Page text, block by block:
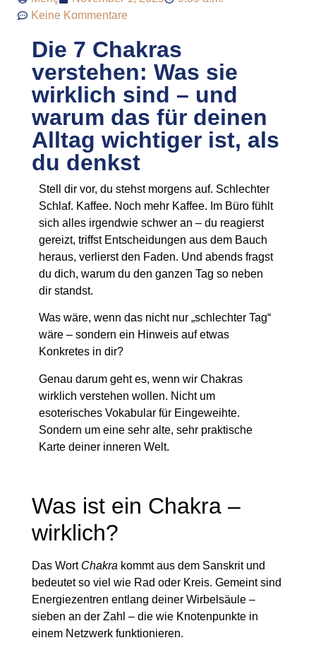
Keine Kommentare
Die 7 Chakras
verstehen: Was sie
wirklich sind – und
warum das für deinen
Alltag wichtiger ist, als
du denkst
Stell dir vor, du stehst morgens auf. Schlechter
Schlaf. Kaffee. Noch mehr Kaffee. Im Büro fühlt
sich alles irgendwie schwer an – du reagierst
gereizt, triffst Entscheidungen aus dem Bauch
heraus, verlierst den Faden. Und abends fragst
du dich, warum du den ganzen Tag so neben
dir standst.
Was wäre, wenn das nicht nur „schlechter Tag“
wäre – sondern ein Hinweis auf etwas
Konkretes in dir?
Genau darum geht es, wenn wir Chakras
wirklich verstehen wollen. Nicht um
esoterisches Vokabular für Eingeweihte.
Sondern um eine sehr alte, sehr praktische
Karte deiner inneren Welt.
Was ist ein Chakra –
wirklich?
Das Wort Chakra kommt aus dem Sanskrit und
bedeutet so viel wie Rad oder Kreis. Gemeint sind
Energiezentren entlang deiner Wirbelsäule –
sieben an der Zahl – die wie Knotenpunkte in
einem Netzwerk funktionieren.